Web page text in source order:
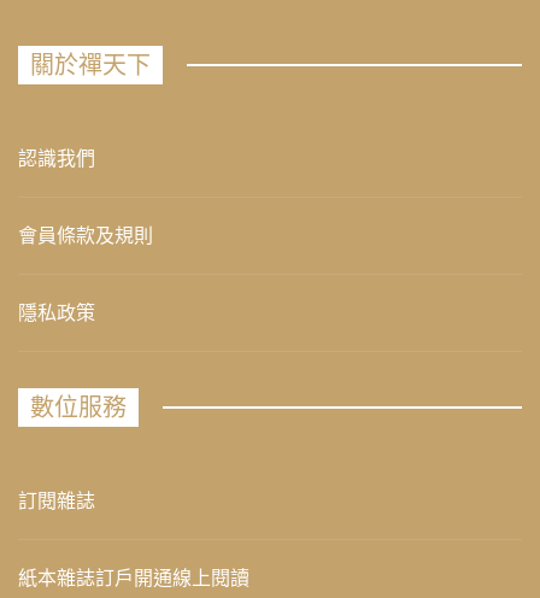
關於禪天下
認識我們
會員條款及規則
隱私政策
數位服務
訂閱雜誌
紙本雜誌訂戶開通線上閱讀